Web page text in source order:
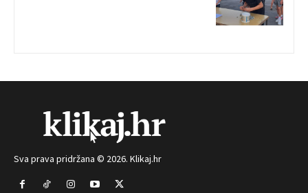
Sva prava pridržana © 2026. Klikaj.hr